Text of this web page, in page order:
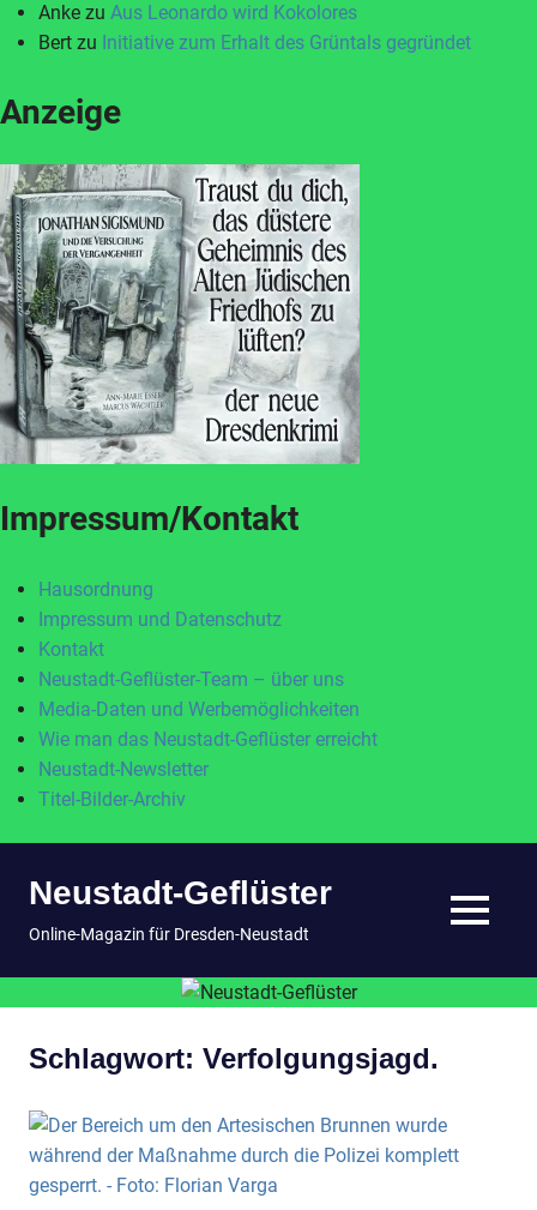
Anke zu Aus Leonardo wird Kokolores
Bert zu Initiative zum Erhalt des Grüntals gegründet
Anzeige
Impressum/Kontakt
Hausordnung
Impressum und Datenschutz
Kontakt
Neustadt-Geflüster-Team – über uns
Media-Daten und Werbemöglichkeiten
Wie man das Neustadt-Geflüster erreicht
Neustadt-Newsletter
Titel-Bilder-Archiv
InhaltNeustadt-Geflüster
Online-Magazin für Dresden-Neustadt MENÜ
Schlagwort: Verfolgungsjagd.